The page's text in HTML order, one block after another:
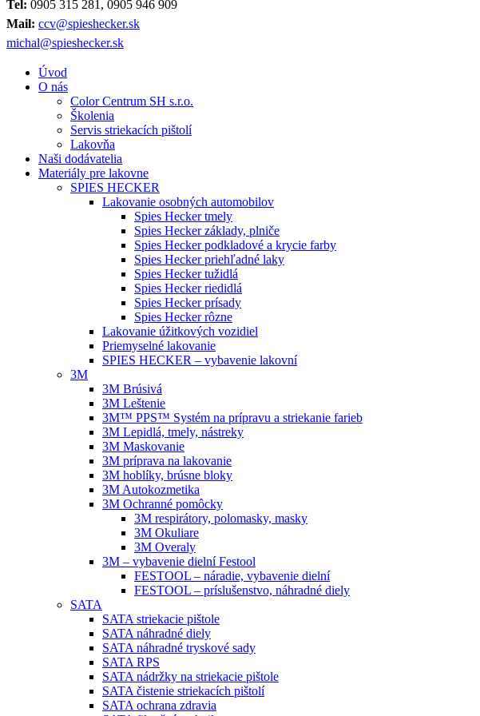
Tel: 0905 315 281, 0905 946 909
Mail: ccv@spieshecker.sk
michal@spieshecker.sk
Úvod
O nás
Color Centrum SH s.r.o.
Školenia
Servis striekacích pištolí
Lakovňa
Naši dodávatelia
Materiály pre lakovne
SPIES HECKER
Lakovanie osobných automobilov
Spies Hecker tmely
Spies Hecker základy, plniče
Spies Hecker podkladové a krycie farby
Spies Hecker priehľadné laky
Spies Hecker tužidlá
Spies Hecker riedidlá
Spies Hecker prísady
Spies Hecker rôzne
Lakovanie úžitkových vozidiel
Priemyselné lakovanie
SPIES HECKER – vybavenie lakovní
3M
3M Brúsivá
3M Leštenie
3M™ PPS™ Systém na prípravu a striekanie farieb
3M Lepidlá, tmely, nástreky
3M Maskovanie
3M príprava na lakovanie
3M hoblíky, brúsne bloky
3M Autokozmetika
3M Ochranné pomôcky
3M respirátory, polomasky, masky
3M Okuliare
3M Overaly
3M – vybavenie dielní Festool
FESTOOL – náradie, vybavenie dielní
FESTOOL – príslušenstvo, náhradné diely
SATA
SATA striekacie pištole
SATA náhradné diely
SATA náhradné tryskové sady
SATA RPS
SATA nádržky na striekacie pištole
SATA čistenie striekacích pištolí
SATA ochrana zdravia